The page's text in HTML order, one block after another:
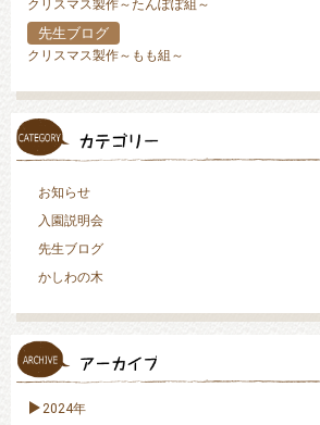
クリスマス製作～たんぽぽ組～
先生ブログ
クリスマス製作～もも組～
お知らせ
入園説明会
先生ブログ
かしわの木
2024年